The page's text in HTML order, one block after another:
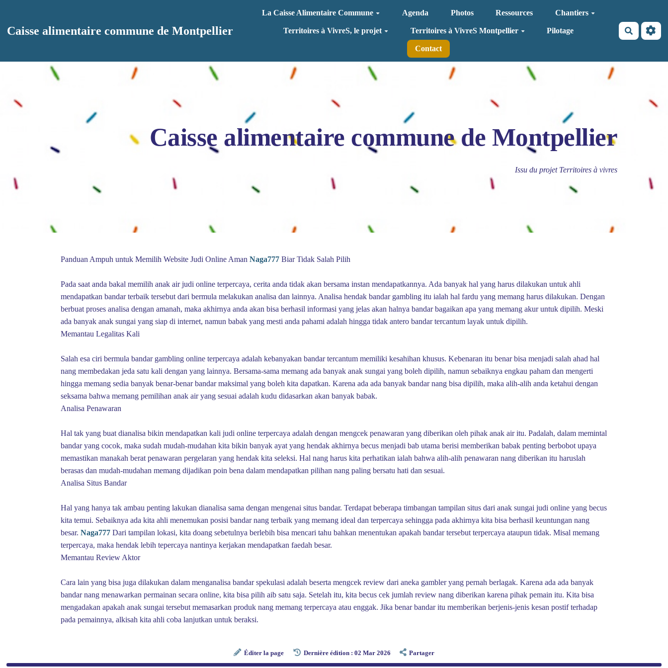
Caisse alimentaire commune de Montpellier
La Caisse Alimentaire Commune Agenda Photos Ressources Chantiers
Territoires à VivreS, le projet Territoires à VivreS Montpellier Pilotage
Contact
Caisse alimentaire commune de Montpellier
Issu du projet Territoires à vivres
Panduan Ampuh untuk Memilih Website Judi Online Aman Naga777 Biar Tidak Salah Pilih
Pada saat anda bakal memilih anak air judi online terpercaya, cerita anda tidak akan bersama instan mendapatkannya. Ada banyak hal yang harus dilakukan untuk ahli
mendapatkan bandar terbaik tersebut dari bermula melakukan analisa dan lainnya. Analisa hendak bandar gambling itu ialah hal fardu yang memang harus dilakukan. Dengan
berbuat proses analisa dengan amanah, maka akhirnya anda akan bisa berhasil informasi yang jelas akan halnya bandar bagaikan apa yang memang akur untuk dipilih. Meski
ada banyak anak sungai yang siap di internet, namun babak yang mesti anda pahami adalah hingga tidak antero bandar tercantum layak untuk dipilih.
Memantau Legalitas Kali
Salah esa ciri bermula bandar gambling online terpercaya adalah kebanyakan bandar tercantum memiliki kesahihan khusus. Kebenaran itu benar bisa menjadi salah ahad hal
nang membedakan jeda satu kali dengan yang lainnya. Bersama-sama memang ada banyak anak sungai yang boleh dipilih, namun sebaiknya engkau paham dan mengerti
hingga memang sedia banyak benar-benar bandar maksimal yang boleh kita dapatkan. Karena ada ada banyak bandar nang bisa dipilih, maka alih-alih anda ketahui dengan
seksama bahwa memang pemilihan anak air yang sesuai adalah kudu didasarkan akan banyak babak.
Analisa Penawaran
Hal tak yang buat dianalisa bikin mendapatkan kali judi online terpercaya adalah dengan mengcek penawaran yang diberikan oleh pihak anak air itu. Padalah, dalam memintal
bandar yang cocok, maka sudah mudah-mudahan kita bikin banyak ayat yang hendak akhirnya becus menjadi bab utama berisi memberikan babak penting berbobot upaya
memastikan manakah berat penawaran pergelaran yang hendak kita seleksi. Hal nang harus kita perhatikan ialah bahwa alih-alih penawaran nang diberikan itu haruslah
berasas dan mudah-mudahan memang dijadikan poin bena dalam mendapatkan pilihan nang paling bersatu hati dan sesuai.
Analisa Situs Bandar
Hal yang hanya tak ambau penting lakukan dianalisa sama dengan mengenai situs bandar. Terdapat beberapa timbangan tampilan situs dari anak sungai judi online yang becus
kita temui. Sebaiknya ada kita ahli menemukan posisi bandar nang terbaik yang memang ideal dan terpercaya sehingga pada akhirnya kita bisa berhasil keuntungan nang
besar. Naga777 Dari tampilan lokasi, kita doang sebetulnya berlebih bisa mencari tahu bahkan menentukan apakah bandar tersebut terpercaya ataupun tidak. Misal memang
terpercaya, maka hendak lebih tepercaya nantinya kerjakan mendapatkan faedah besar.
Memantau Review Aktor
Cara lain yang bisa juga dilakukan dalam menganalisa bandar spekulasi adalah beserta mengcek review dari aneka gambler yang pernah berlagak. Karena ada ada banyak
bandar nang menawarkan permainan secara online, kita bisa pilih aib satu saja. Setelah itu, kita becus cek jumlah review nang diberikan karena pihak pemain itu. Kita bisa
mengadakan apakah anak sungai tersebut memasarkan produk nang memang terpercaya atau enggak. Jika benar bandar itu memberikan berjenis-jenis kesan postif terhadap
pada pemainnya, alkisah kita ahli coba lanjutkan untuk beraksi.
Éditer la page Dernière édition : 02 Mar 2026 Partager